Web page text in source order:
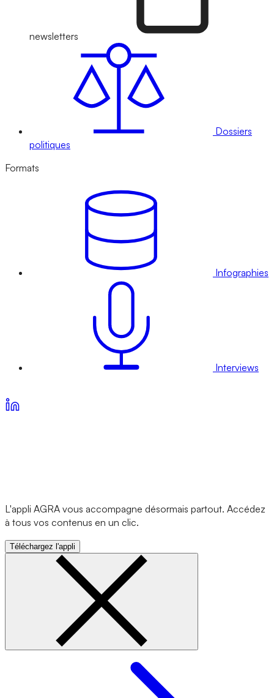
newsletters
Dossiers
politiques
Formats
Infographies
Interviews
L'appli AGRA vous accompagne désormais partout. Accédez
à tous vos contenus en un clic.
Téléchargez l'appli